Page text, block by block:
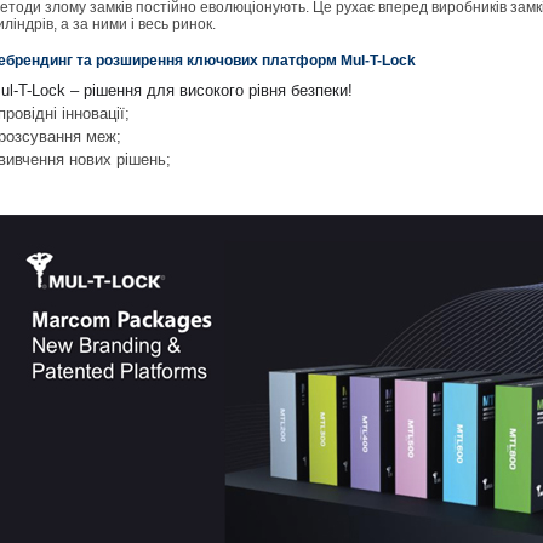
злому замків постійно еволюціонують. Це рухає вперед виробників
а за ними і весь ринок.
та розширення ключових платформ Mul-T-Lock
T-Lock – рішення для високого рівня безпеки!
інновації;
меж;
нових рішень;